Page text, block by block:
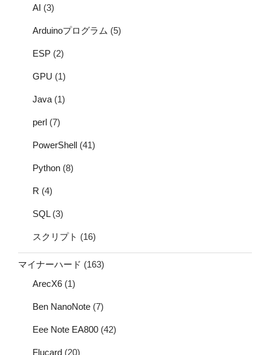
AI (3)
Arduinoプログラム (5)
ESP (2)
GPU (1)
Java (1)
perl (7)
PowerShell (41)
Python (8)
R (4)
SQL(3)
スクリプト (16)
マイナーハード (163)
ArecX6 (1)
Ben NanoNote (7)
Eee Note EA800 (42)
Flucard (20)